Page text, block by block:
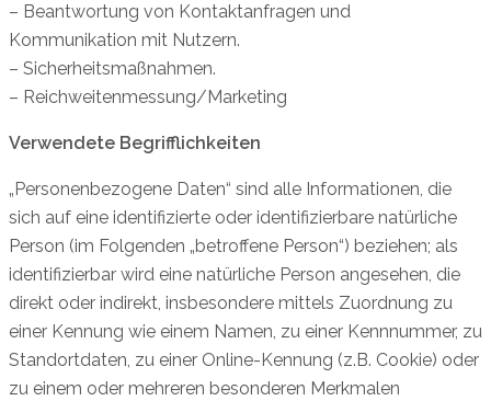
– Beantwortung von Kontaktanfragen und
Kommunikation mit Nutzern.
– Sicherheitsmaßnahmen.
– Reichweitenmessung/Marketing
Verwendete Begrifflichkeiten
„Personenbezogene Daten“ sind alle Informationen, die
sich auf eine identifizierte oder identifizierbare natürliche
Person (im Folgenden „betroffene Person“) beziehen; als
identifizierbar wird eine natürliche Person angesehen, die
direkt oder indirekt, insbesondere mittels Zuordnung zu
einer Kennung wie einem Namen, zu einer Kennnummer, zu
Standortdaten, zu einer Online-Kennung (z.B. Cookie) oder
zu einem oder mehreren besonderen Merkmalen